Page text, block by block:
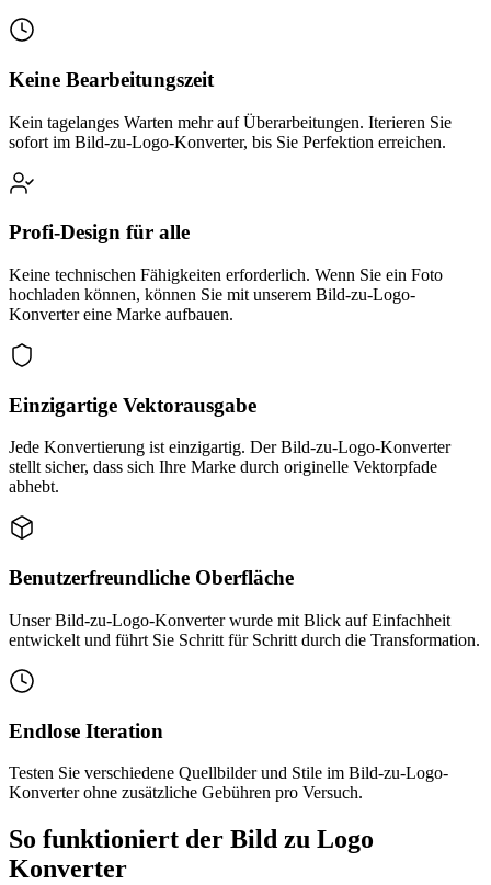
Keine Bearbeitungszeit
Kein tagelanges Warten mehr auf Überarbeitungen. Iterieren Sie
sofort im Bild-zu-Logo-Konverter, bis Sie Perfektion erreichen.
Profi-Design für alle
Keine technischen Fähigkeiten erforderlich. Wenn Sie ein Foto
hochladen können, können Sie mit unserem Bild-zu-Logo-
Konverter eine Marke aufbauen.
Einzigartige Vektorausgabe
Jede Konvertierung ist einzigartig. Der Bild-zu-Logo-Konverter
stellt sicher, dass sich Ihre Marke durch originelle Vektorpfade
abhebt.
Benutzerfreundliche Oberfläche
Unser Bild-zu-Logo-Konverter wurde mit Blick auf Einfachheit
entwickelt und führt Sie Schritt für Schritt durch die Transformation.
Endlose Iteration
Testen Sie verschiedene Quellbilder und Stile im Bild-zu-Logo-
Konverter ohne zusätzliche Gebühren pro Versuch.
So funktioniert der Bild zu Logo
Konverter